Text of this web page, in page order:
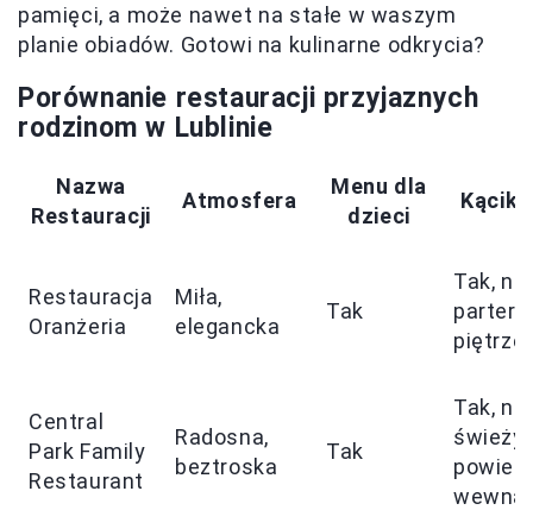
pamięci, a może nawet na stałe w waszym
planie obiadów. Gotowi na kulinarne odkrycia?
Porównanie restauracji przyjaznych
rodzinom w Lublinie
Nazwa
Restauracji
Atmosfera
Menu dla
dzieci
Kącik
Restauracja
Oranżeria
Miła,
elegancka
Tak
Tak, na
piętrze
Central
Park Family
Restaurant
Radosna,
beztroska
Tak
Tak, na